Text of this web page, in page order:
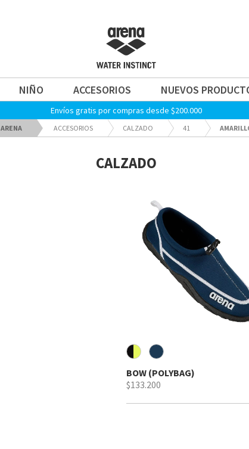
NIÑO ACCESORIOS NUEVOS
Envíos gratis por compras desde $200.000
ARENA ACCESORIOS CALZADO 41
CALZADO
BOW (POLYBAG)
$133.200